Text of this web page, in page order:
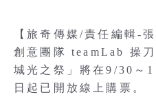
【旅奇傳媒/責任編輯-
創意團隊 teamLab 操
城光之祭」將在9/30～
日起已開放線上購票。